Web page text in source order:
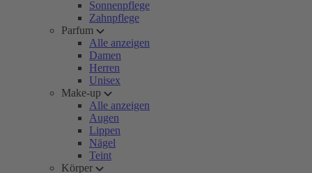
Sonnenpflege
Zahnpflege
Parfum
Alle anzeigen
Damen
Herren
Unisex
Make-up
Alle anzeigen
Augen
Lippen
Nägel
Teint
Körper